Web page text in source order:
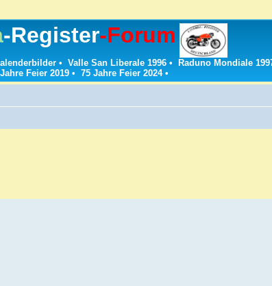
-Register-Forum
• Valle San Liberale 1996 • Raduno Mondiale
Feier 2019 • 75 Jahre Feier 2024•